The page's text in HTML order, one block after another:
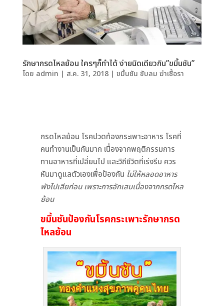
รักษากรดไหลย้อน ใครๆก็ทำได้ ง่ายนิดเดียวกิน”ขมิ้นชัน”
โดย admin | ส.ค. 31, 2018| ขมิ้นชัน ขับลม ฆ่าเชื้อรา
กรดไหลย้อน โรคปวดท้องกระเพาะอาหาร โรคที่
คนทำงานเป็นกันมาก เนื่องจากพฤติกรรมการ
ทานอาหารที่เปลี่ยนไป และวิถีชีวิตที่เร่งรีบ ควร
หันมาดูแลตัวเองเพื่อป้องกัน ไม่ให้หลอดอาหาร
พังไปเสียก่อน เพราะการอักเสบเนื่องจากกรดไหล
ย้อน
ขมิ้นชันป้องกันโรคกระเพาะรักษากรด
ไหลย้อน